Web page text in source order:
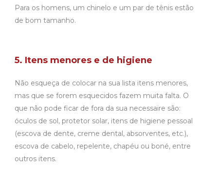
Para os homens, um chinelo e um par de tênis estão
de bom tamanho.
5. Itens menores e de higiene
Não esqueça de colocar na sua lista itens menores,
mas que se forem esquecidos fazem muita falta. O
que não pode ficar de fora da sua necessaire são:
óculos de sol, protetor solar, itens de higiene pessoal
(escova de dente, creme dental, absorventes, etc.),
escova de cabelo, repelente, chapéu ou boné, entre
outros itens.